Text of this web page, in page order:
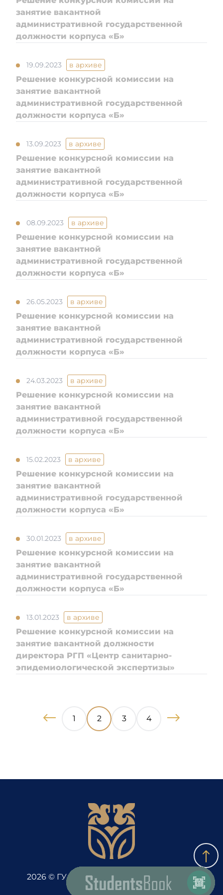
Контакты
Адалдық алаңы
Единый словарь
Версия для слабовидящих
занятие вакантной
административной государственной
должности корпуса «Б»
19.09.2023 в архиве
Решение конкурсной комиссии на
занятие вакантной
административной государственной
должности корпуса «Б»
13.09.2023 в архиве
Решение конкурсной комиссии на
занятие вакантной
административной государственной
должности корпуса «Б»
08.09.2023 в архиве
Решение конкурсной комиссии на
занятие вакантной
административной государственной
должности корпуса «Б»
26.05.2023 в архиве
Решение конкурсной комиссии на
занятие вакантной
административной государственной
должности корпуса «Б»
24.03.2023 в архиве
Решение конкурсной комиссии на
занятие вакантной
административной государственной
должности корпуса «Б»
15.02.2023 в архиве
Решение конкурсной комиссии на
занятие вакантной
административной государственной
должности корпуса «Б»
30.01.2023 в архиве
Решение конкурсной комиссии на
занятие вакантной
административной государственной
должности корпуса «Б»
13.01.2023 в архиве
Решение конкурсной комиссии на
занятие вакантной должности
директора РГП «Центр санитарно-
эпидемиологической экспертизы»
1 2 3 4
2026 © ГУ «Медицинский центр УДП РК»